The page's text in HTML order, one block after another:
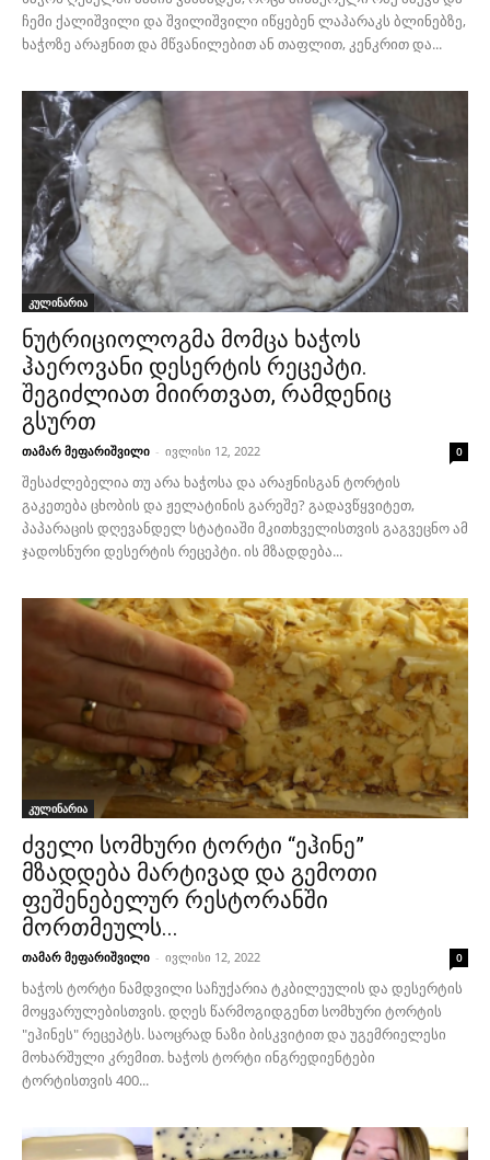
ჩემი ქალიშვილი და შვილიშვილი იწყებენ ლაპარაკს ბლინებზე,
ხაჭოზე არაჟნით და მწვანილებით ან თაფლით, კენკრით და...
კულინარია
ნუტრიციოლოგმა მომცა ხაჭოს
ჰაეროვანი დესერტის რეცეპტი.
შეგიძლიათ მიირთვათ, რამდენიც
გსურთ
თამარ მეფარიშვილი - ივლისი 12, 2022 0
შესაძლებელია თუ არა ხაჭოსა და არაჟნისგან ტორტის
გაკეთება ცხობის და ჟელატინის გარეშე? გადავწყვიტეთ,
პაპარაცის დღევანდელ სტატიაში მკითხველისთვის გაგვეცნო ამ
ჯადოსნური დესერტის რეცეპტი. ის მზადდება...
კულინარია
ძველი სომხური ტორტი “ეჰინე”
მზადდება მარტივად და გემოთი
ფეშენებელურ რესტორანში
მორთმეულს...
თამარ მეფარიშვილი - ივლისი 12, 2022 0
ხაჭოს ტორტი ნამდვილი საჩუქარია ტკბილეულის და დესერტის
მოყვარულებისთვის. დღეს წარმოგიდგენთ სომხური ტორტის
"ეჰინეს" რეცეპტს. საოცრად ნაზი ბისკვიტით და უგემრიელესი
მოხარშული კრემით. ხაჭოს ტორტი ინგრედიენტები
ტორტისთვის 400...